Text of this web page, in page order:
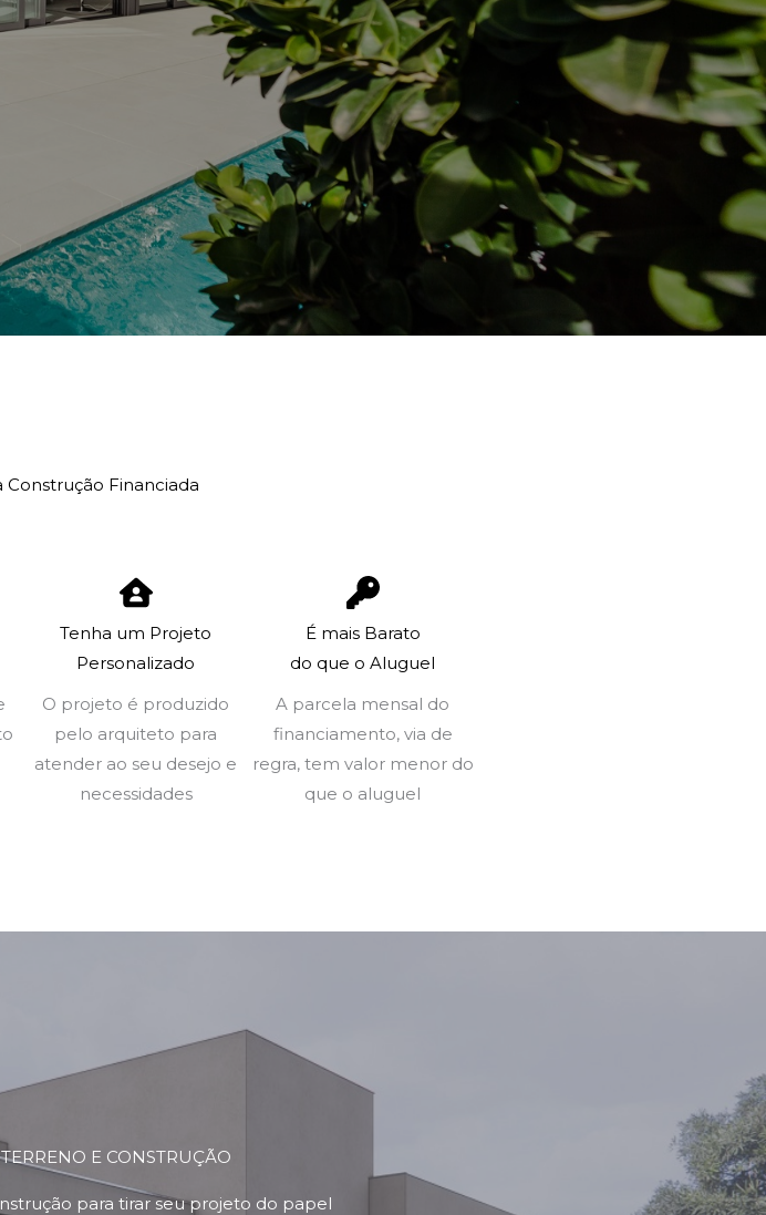
Financiada
Tenha um Projeto
Personalizado
O projeto é produzido
pelo arquiteto para
atender ao seu desejo e
necessidades
É mais Barato
do que o Aluguel
A parcela mensal do
financiamento, via de
regra, tem valor menor do
que o aluguel
E CONSTRUÇÃO
para tirar seu projeto do papel